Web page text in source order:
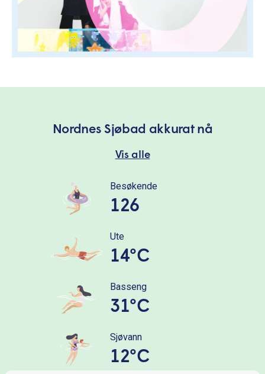
Nordnes Sjøbad akkurat nå
Vis alle
Besøkende
126
Ute
14°C
Basseng
31°C
Sjøvann
12°C